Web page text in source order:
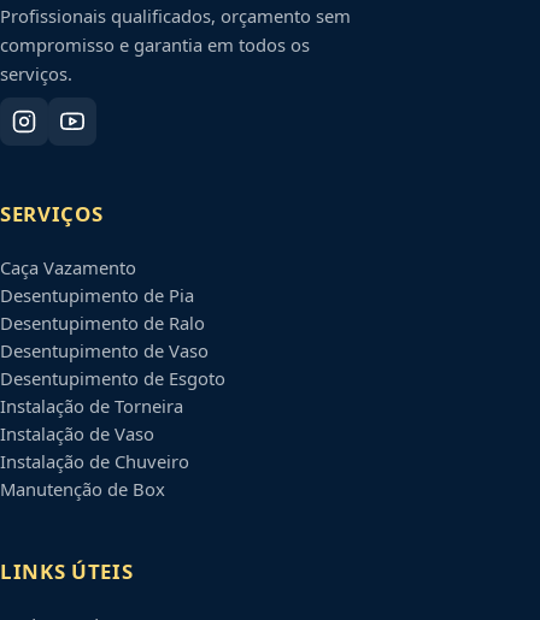
Profissionais qualificados, orçamento sem
compromisso e garantia em todos os
serviços.
SERVIÇOS
Caça Vazamento
Desentupimento de Pia
Desentupimento de Ralo
Desentupimento de Vaso
Desentupimento de Esgoto
Instalação de Torneira
Instalação de Vaso
Instalação de Chuveiro
Manutenção de Box
LINKS ÚTEIS